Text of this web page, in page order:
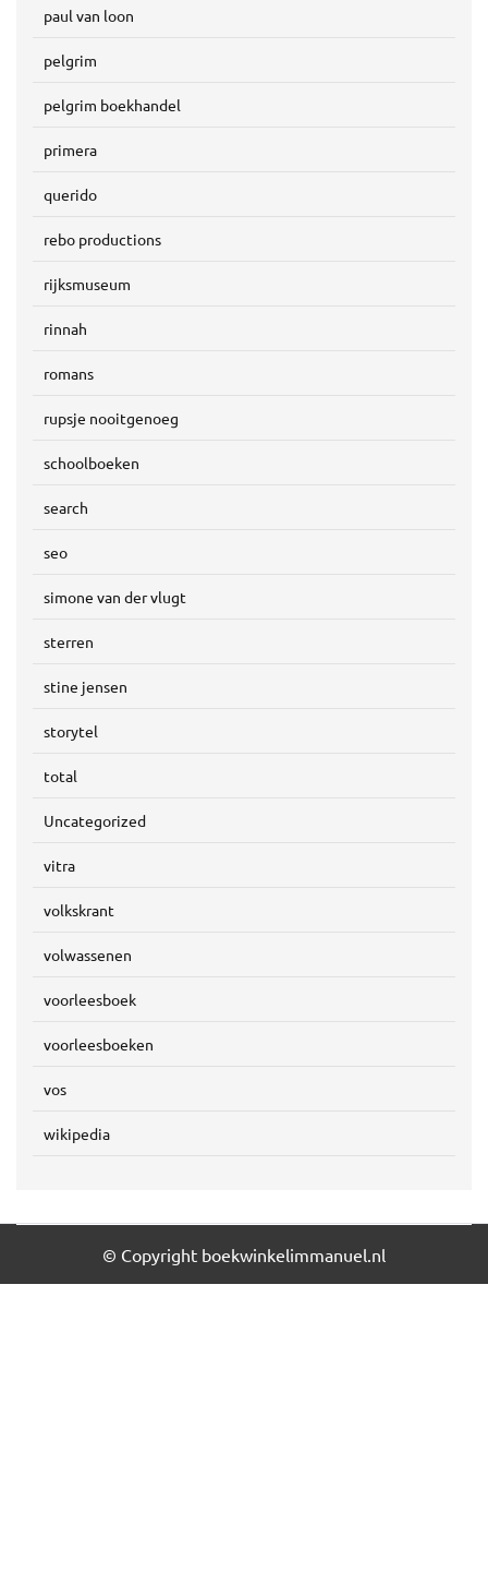
paul van loon
pelgrim
pelgrim boekhandel
primera
querido
rebo productions
rijksmuseum
rinnah
romans
rupsje nooitgenoeg
schoolboeken
search
seo
simone van der vlugt
sterren
stine jensen
storytel
total
Uncategorized
vitra
volkskrant
volwassenen
voorleesboek
voorleesboeken
vos
wikipedia
© Copyright boekwinkelimmanuel.nl